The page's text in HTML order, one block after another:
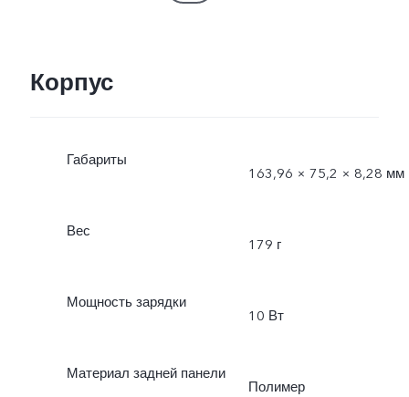
Корпус
Габариты
163,96 × 75,2 × 8,28 мм
Вес
179 г
Мощность зарядки
10 Вт
Материал задней панели
Полимер